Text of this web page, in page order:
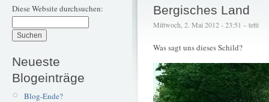
Diese Website durchsuchen:
Neueste
Blogeinträge
Blog-Ende?
Bergisches Land
Mittwoch, 2. Mai 2012 - 23:51 – tetti
Was sagt uns dieses Schild?